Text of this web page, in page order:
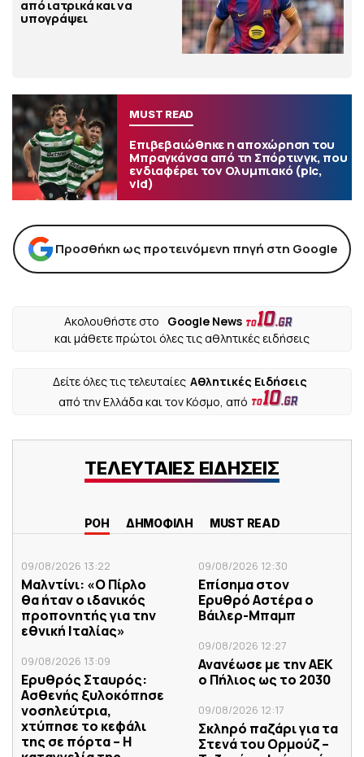
από ιατρικά και να
υπογράψει
MUST READ
Επιβεβαιώθηκε η αποχώρηση του
Μπραγκάνσα από τη Σπόρτινγκ, που
ενδιαφέρει τον Ολυμπιακό (pic,
vid)
Προσθήκη ως προτεινόμενη πηγή στη Google
Ακολουθήστε στο
Google News
και μάθετε πρώτοι όλες τις αθλητικές ειδήσεις
Δείτε όλες τις τελευταίες Αθλητικές Ειδήσεις
από την Ελλάδα και τον Κόσμο, από
ΤΕΛΕΥΤΑΙΕΣ ΕΙΔΗΣΕΙΣ
ΡΟΗ ΔΗΜΟΦΙΛΗ MUST READ
09/08/2026 13:22
Μαλντίνι: «Ο Πίρλο
θα ήταν ο ιδανικός
προπονητής για την
εθνική Ιταλίας»
09/08/2026 13:09
Ερυθρός Σταυρός:
Ασθενής ξυλοκόπησε
νοσηλεύτρια,
χτύπησε το κεφάλι
της σε πόρτα – Η
09/08/2026 12:30
Επίσημα στον
Ερυθρό Αστέρα ο
Βάιλερ-Μπαμπ
09/08/2026 12:27
Ανανέωσε με την ΑΕΚ
ο Πήλιος ως το 2030
09/08/2026 12:17
Σκληρό παζάρι για τα
Στενά του Ορμούζ –